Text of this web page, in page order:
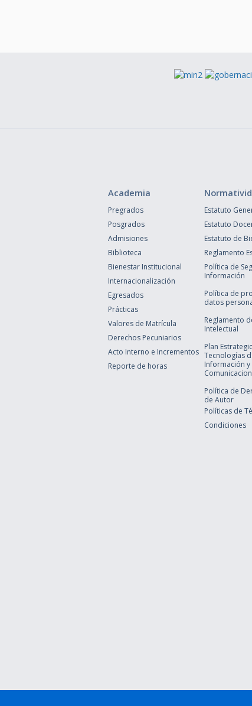
Academia
Pregrados
Posgrados
Admisiones
Biblioteca
Bienestar Institucional
Internacionalización
Egresados
Prácticas
Valores de Matrícula
Derechos Pecuniarios
Acto Interno e Incrementos
Reporte de horas
Estatuto
Estatuto
Estatuto de
Reglamento
Política de
Información
Política de
datos
Reglamento
Intelectual
Plan
Tecnologías
Información y
Política de
de Autor
Políticas de
Condiciones